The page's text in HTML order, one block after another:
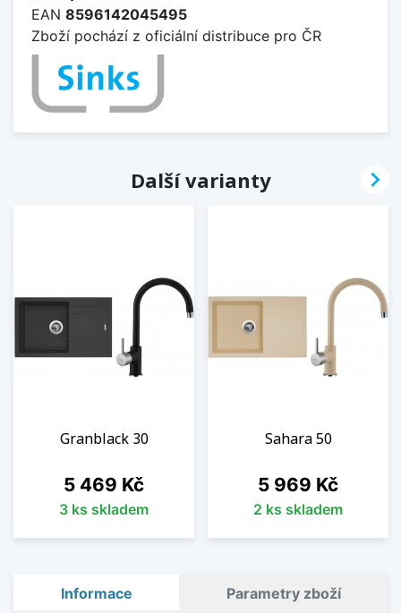
EAN 8596142045495
Zboží pochází z oficiální distribuce pro ČR
Další varianty
Granblack 30
Cena
5 469 Kč
3 ks skladem
Sahara 50
Cena
5 969 Kč
2 ks skladem

Informace Parametry zboží